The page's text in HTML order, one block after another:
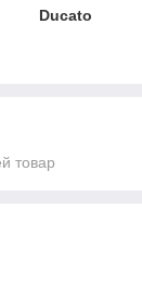
Ducato
товар